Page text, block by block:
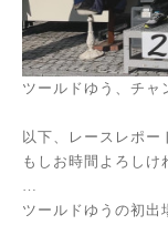
ツールドゆう、チャ
以下、レースレポー
もしお時間よろしけ
ツールドゆうの初出